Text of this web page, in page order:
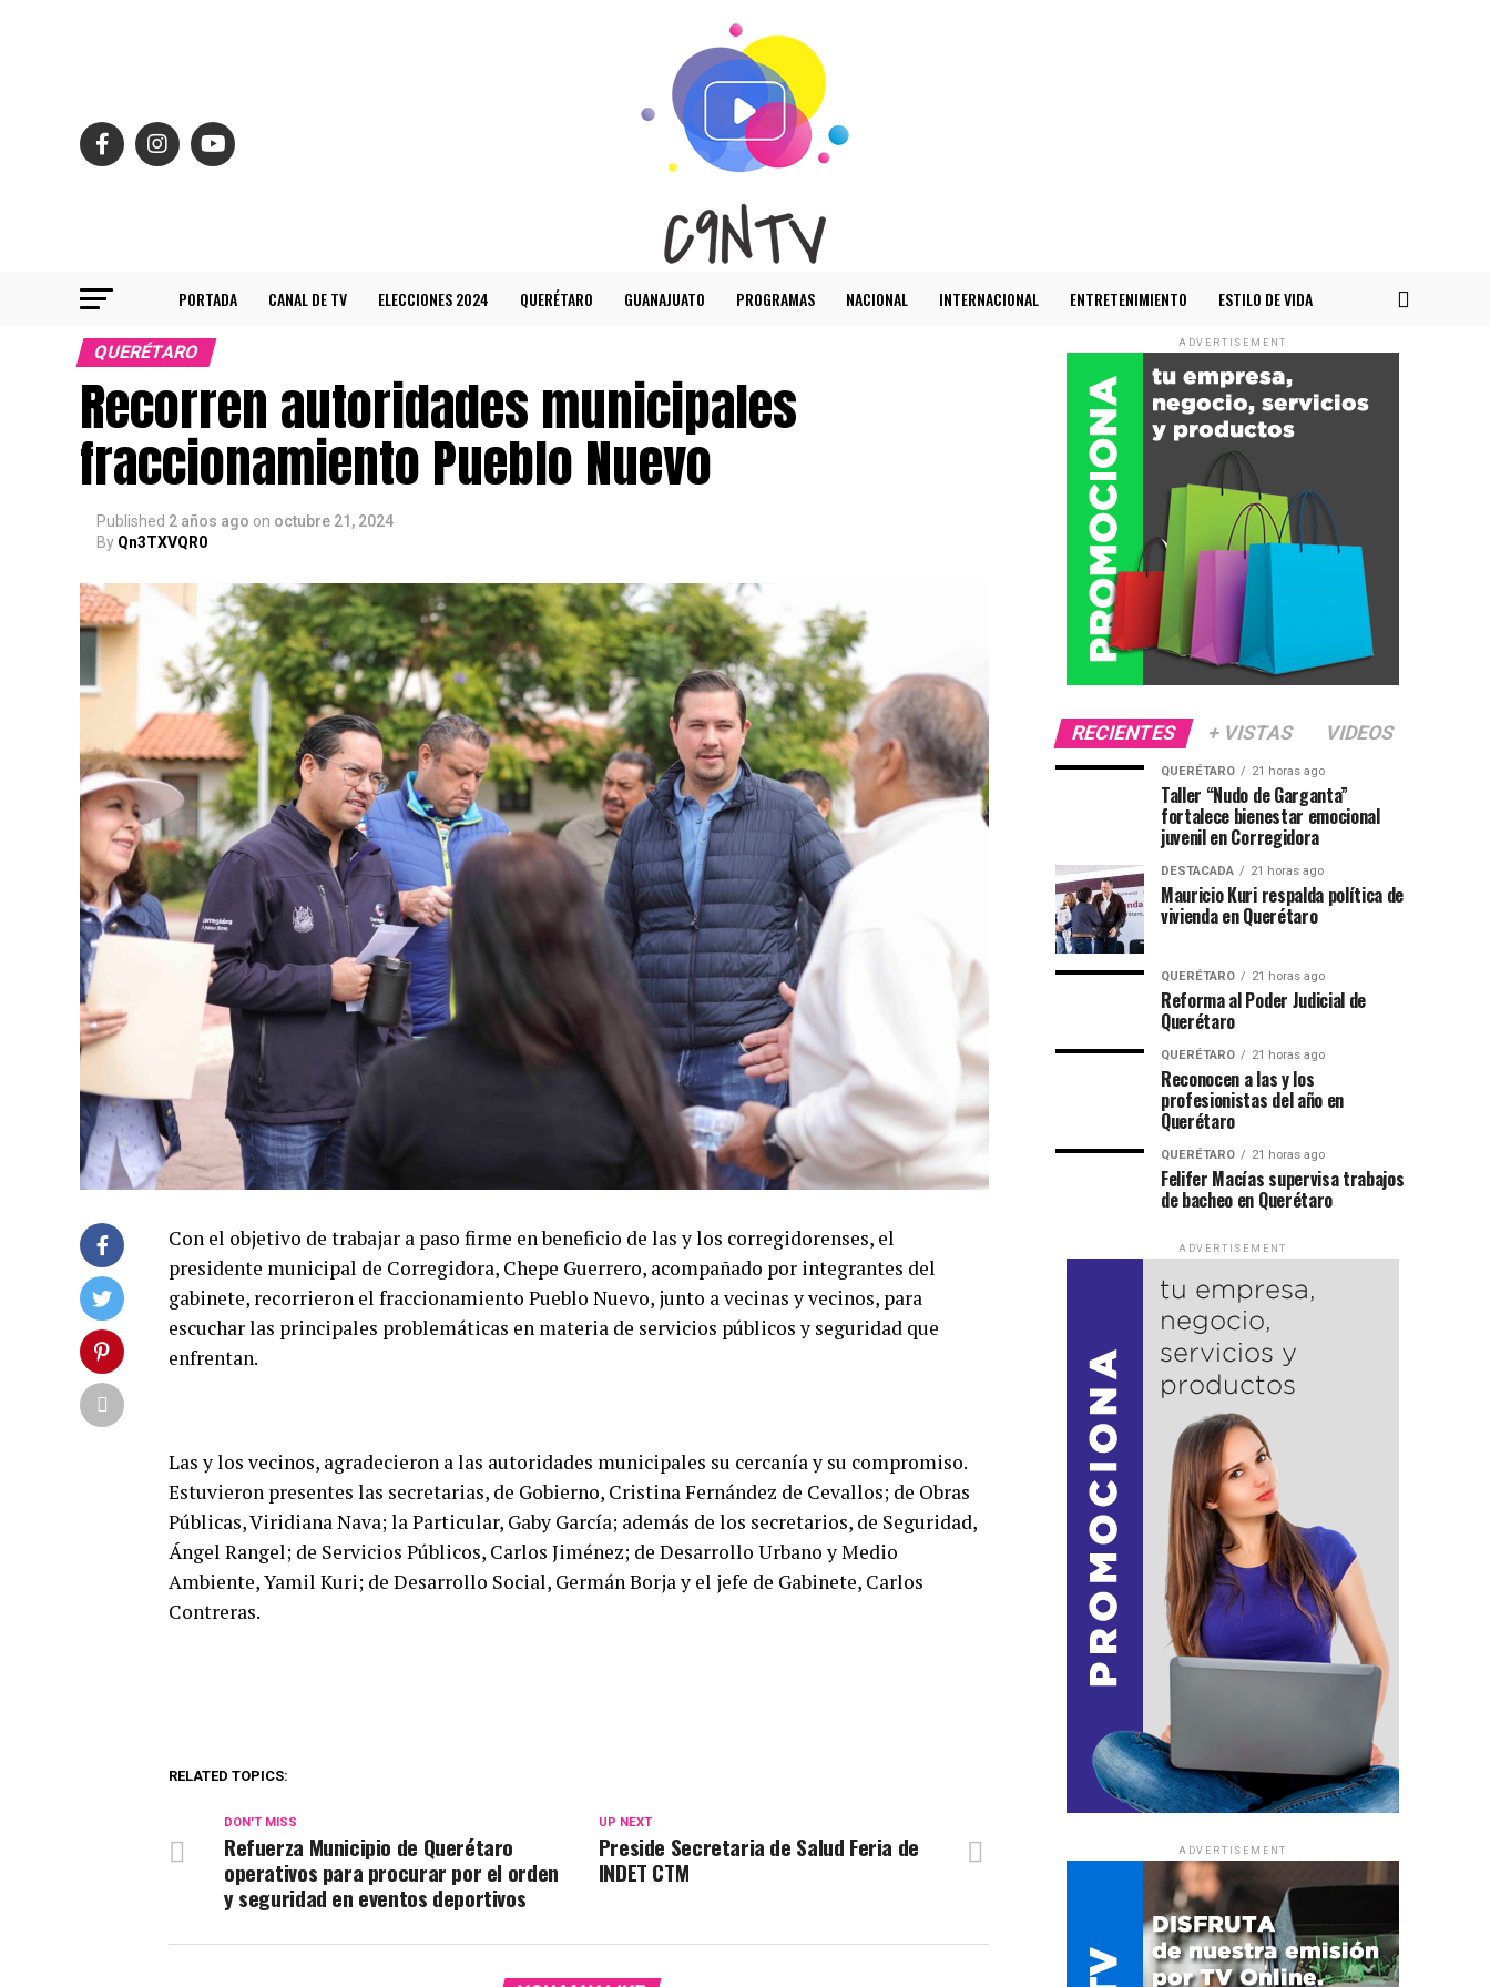
PORTADA CANAL DE TV ELECCIONES 2024 QUERÉTARO GUANAJUATO PROGRAMAS NACIONAL INTERNACIONAL ENTRETENIMIENTO ESTILO DE VIDA
QUERÉTARO
Recorren autoridades municipales
fraccionamiento Pueblo Nuevo
Published 2 años ago on octubre 21, 2024
By Qn3TXVQR0
Con el objetivo de trabajar a paso firme en beneficio de las y los corregidorenses, el
presidente municipal de Corregidora, Chepe Guerrero, acompañado por integrantes del
gabinete, recorrieron el fraccionamiento Pueblo Nuevo, junto a vecinas y vecinos, para
escuchar las principales problemáticas en materia de servicios públicos y seguridad que
enfrentan.
Las y los vecinos, agradecieron a las autoridades municipales su cercanía y su compromiso.
Estuvieron presentes las secretarias, de Gobierno, Cristina Fernández de Cevallos; de Obras
Públicas, Viridiana Nava; la Particular, Gaby García; además de los secretarios, de Seguridad,
Ángel Rangel; de Servicios Públicos, Carlos Jiménez; de Desarrollo Urbano y Medio
Ambiente, Yamil Kuri; de Desarrollo Social, Germán Borja y el jefe de Gabinete, Carlos
Contreras.
RELATED TOPICS:
UP NEXT
Preside Secretaria de Salud Feria de
INDET CTM
DON'T MISS
Refuerza Municipio de Querétaro
operativos para procurar por el orden
y seguridad en eventos deportivos
ADVERTISEMENT
RECIENTES + VISTAS VIDEOS
QUERÉTARO 21 horas ago
Taller “Nudo de Garganta”
fortalece bienestar emocional
juvenil en Corregidora
DESTACADA 21 horas ago
Mauricio Kuri respalda política de
vivienda en Querétaro
QUERÉTARO 21 horas ago
Reforma al Poder Judicial de
Querétaro
QUERÉTARO 21 horas ago
Reconocen a las y los
profesionistas del año en
Querétaro
QUERÉTARO 21 horas ago
Felifer Macías supervisa trabajos
de bacheo en Querétaro
ADVERTISEMENT
ADVERTISEMENT